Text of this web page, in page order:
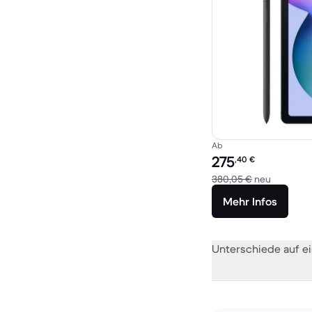
Ab
Preis des erneuerten
275,40 €
380,05 € neu
Mehr Infos
Unterschiede auf